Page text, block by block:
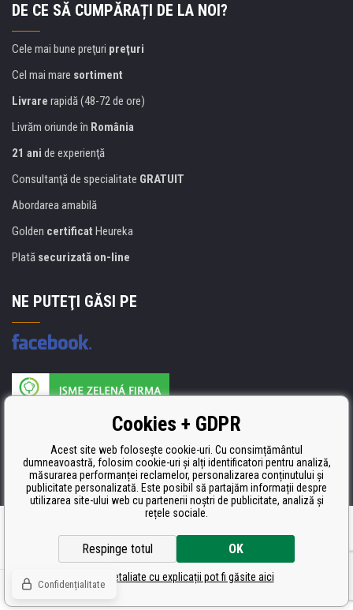
DE CE SĂ CUMPĂRAȚI DE LA NOI?
Cele mai bune preţuri preţuri
Cel mai mare sortiment
Livrare rapidă (48-72 de ore)
Livrăm oriunde în România
21 ani de experienţă
Consultanţă de specialitate GRATUIT
Abordarea amabilă
Golden certificat Heureka
Plată securizată on-line
NE PUTEŢI GĂSI PE
Producătorul umpluturii de rezervă este certificat
ISO 9001, ISO 14001 şi STMC.
Ecommerce solutionsBINARGON.cz
© Toate drepturile rezervate CDRmarket.ro
Cookies + GDPR
Acest site web folosește cookie-uri. Cu consimțământul
dumneavoastră, folosim cookie-uri și alți identificatori pentru analiză,
măsurarea performanței reclamelor, personalizarea conținutului și
publicitate personalizată. Este posibil să partajăm informații despre
utilizarea site-ului web cu partenerii noștri de publicitate, analiză și
rețele sociale.
Respinge totul OK
Setări detaliate cu explicații pot fi găsite aici
Confidențialitate